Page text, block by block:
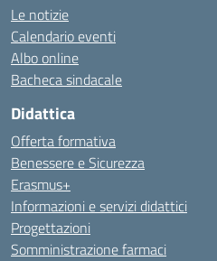
Le notizie
Calendario eventi
Albo online
Bacheca sindacale
Didattica
Offerta formativa
Benessere e Sicurezza
Erasmus+
Informazioni e servizi didattici
Progettazioni
Somministrazione farmaci